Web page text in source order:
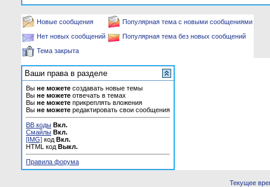
Новые сообщения
Популярная тема с новыми сообщениями
Нет новых сообщений
Популярная тема без новых сообщений
Тема закрыта
Ваши права в разделе
Вы не можете создавать новые темы
Вы не можете отвечать в темах
Вы не можете прикреплять вложения
Вы не можете редактировать свои сообщения
BB коды Вкл.
Смайлы Вкл.
[IMG] код Вкл.
HTML код Выкл.
Правила форума
Текущее